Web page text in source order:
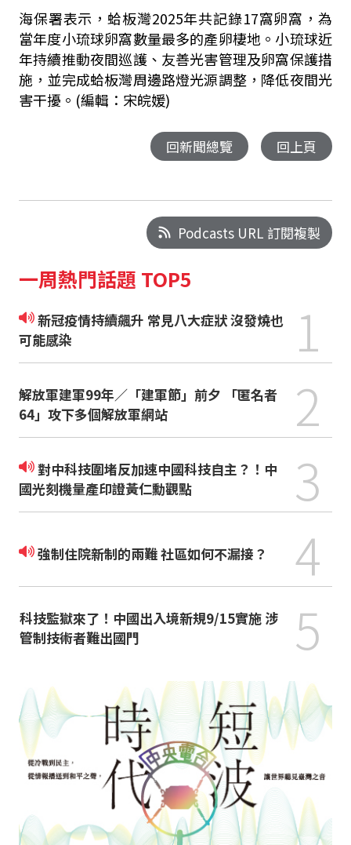
海保署表示，蛤板灣2025年共記錄17窩卵窩，為
當年度小琉球卵窩數量最多的產卵棲地。小琉球近
年持續推動夜間巡護、友善光害管理及卵窩保護措
施，並完成蛤板灣周邊路燈光源調整，降低夜間光
害干擾。(編輯：宋皖媛)
回新聞總覽 回上頁
Podcasts URL 訂閱複製
一周熱門話題 TOP5
新冠疫情持續飆升 常見八大症狀 沒發燒也
可能感染
1
解放軍建軍99年／「建軍節」前夕 「匿名者
64」攻下多個解放軍網站
2
對中科技圍堵反加速中國科技自主？！中
國光刻機量產印證黃仁勳觀點
3
強制住院新制的兩難 社區如何不漏接？ 4
科技監獄來了！中國出入境新規9/15實施 涉
管制技術者難出國門
5